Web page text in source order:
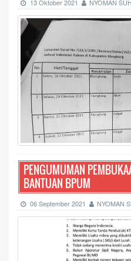
13 Oktober 2021 NYOMAN
PENGUMUMAN
BANTUAN BPUM
06 September 2021 NYOMAN